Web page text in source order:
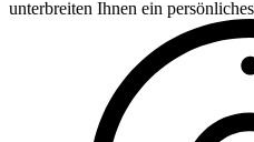
unterbreiten Ihnen ein